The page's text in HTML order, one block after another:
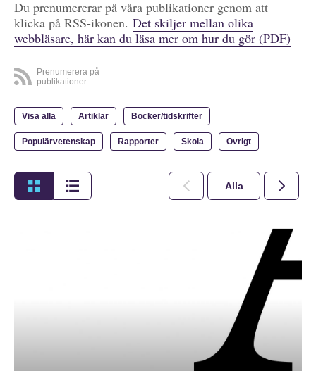
Du prenumererar på våra publikationer genom att
klicka på RSS-ikonen. Det skiljer mellan olika
webbläsare, här kan du läsa mer om hur du gör (PDF)
Prenumerera på
publikationer
Visa alla Artiklar Böcker/tidskrifter
Populärvetenskap Rapporter Skola Övrigt
Alla 2026